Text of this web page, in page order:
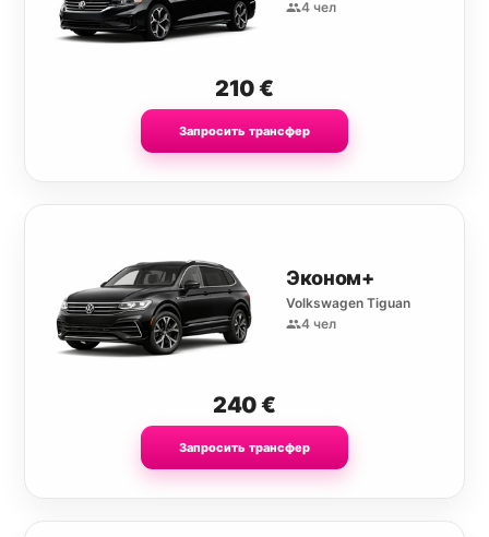
4 чел
210€
Запросить трансфер
Эконом+
Volkswagen Tiguan
4 чел
240€
Запросить трансфер